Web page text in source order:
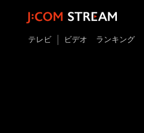
テレビ ビデオ ランキング